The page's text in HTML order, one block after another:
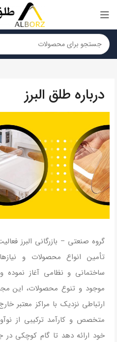
درباره طلق البرز
تأمین انواع محصولات و
ساختمانی و نظامی آغاز
موجود و تنوع محصولات، این
ارتباطی نزدیک با مراکز معتبر
متخصص و کارآمد ترکیبی از
خود ارائه دهد تا گام کوچکی